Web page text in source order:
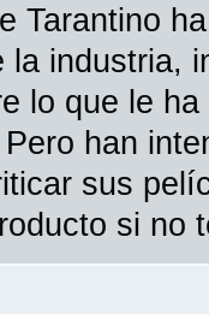
Tarantino
la industria,
lo que le
han
sus
si no